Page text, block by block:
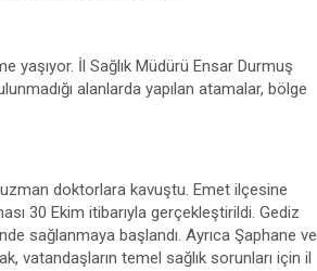
yaşıyor. İl Sağlık Müdürü Ensar Durmuş
alanlarda yapılan atamalar, bölge
doktorlara kavuştu. Emet ilçesine
30 Ekim itibarıyla gerçekleştirildi. Gediz
sağlanmaya başlandı. Ayrıca Şaphane ve
vatandaşların temel sağlık sorunları için il